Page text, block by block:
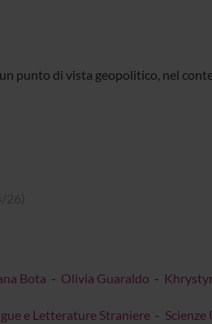
punto di vista geopolitico, nel
Bota - Olivia Guaraldo -
e Letterature Straniere - Scienze